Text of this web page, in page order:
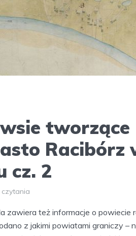
tworzące
Racibórz
cz. 2
zawiera też informacje o powiecie
z jakimi powiatami graniczy –